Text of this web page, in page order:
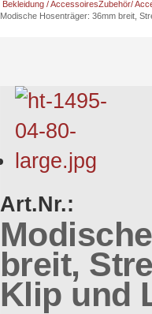
Bekleidung / AccessoiresZubehör/
Modische Hosenträger: 36mm breit,
Art.Nr.:
breit,
Klip und